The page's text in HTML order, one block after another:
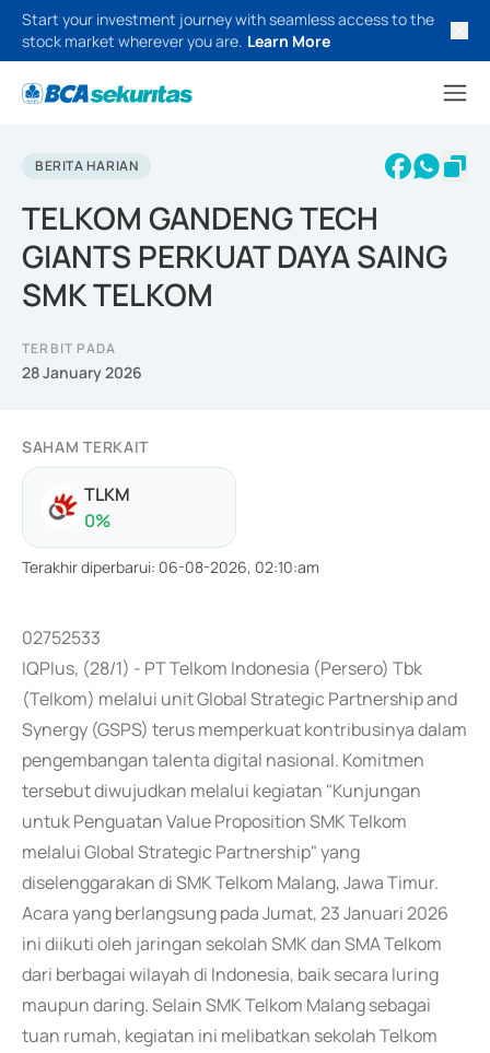
Start your investment journey with seamless access to the
stock market wherever you are. Learn More
BERITA HARIAN
TELKOM GANDENG TECH
GIANTS PERKUAT DAYA SAING
SMK TELKOM
TERBIT PADA
28 January 2026
SAHAM TERKAIT
TLKM
0%
Terakhir diperbarui: 06-08-2026, 02:10:am
02752533
IQPlus, (28/1) - PT Telkom Indonesia (Persero) Tbk
(Telkom) melalui unit Global Strategic Partnership and
Synergy (GSPS) terus memperkuat kontribusinya dalam
pengembangan talenta digital nasional. Komitmen
tersebut diwujudkan melalui kegiatan "Kunjungan
untuk Penguatan Value Proposition SMK Telkom
melalui Global Strategic Partnership" yang
diselenggarakan di SMK Telkom Malang, Jawa Timur.
Acara yang berlangsung pada Jumat, 23 Januari 2026
ini diikuti oleh jaringan sekolah SMK dan SMA Telkom
dari berbagai wilayah di Indonesia, baik secara luring
maupun daring. Selain SMK Telkom Malang sebagai
tuan rumah, kegiatan ini melibatkan sekolah Telkom